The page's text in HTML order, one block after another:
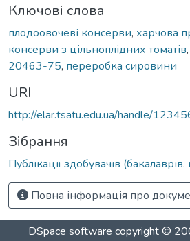
Ключові слова
плодоовочеві консерви, харчова
консерви з цільноплідних томатів,
20463-75, переробка сировини
URI
http://elar.tsatu.edu.ua/handle/
Зібрання
Публікації здобувачів (бакалаврів.
Повна інформація про
DSpace software copyright ©